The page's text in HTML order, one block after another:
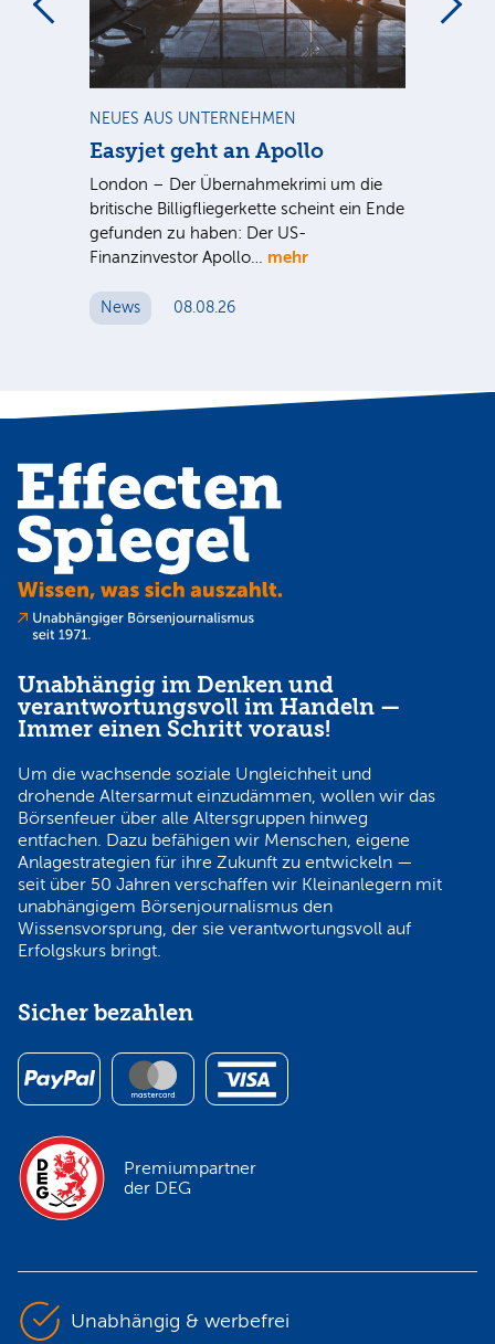
NEUES AUS UNTERNEHMEN
Easyjet geht an Apollo
London – Der Übernahmekrimi um die
britische Billigfliegerkette scheint ein Ende
gefunden zu haben: Der US-
Finanzinvestor Apollo… mehr
News 08.08.26
Unabhängig im Denken und
verantwortungsvoll im Handeln —
Immer einen Schritt voraus!
Um die wachsende soziale Ungleichheit und
drohende Altersarmut einzudämmen, wollen wir das
Börsenfeuer über alle Altersgruppen hinweg
entfachen. Dazu befähigen wir Menschen, eigene
Anlagestrategien für ihre Zukunft zu entwickeln —
seit über 50 Jahren verschaffen wir Kleinanlegern mit
unabhängigem Börsenjournalismus den
Wissensvorsprung, der sie verantwortungsvoll auf
Erfolgskurs bringt.
Sicher bezahlen
Premiumpartner
der DEG
Unabhängig & werbefrei